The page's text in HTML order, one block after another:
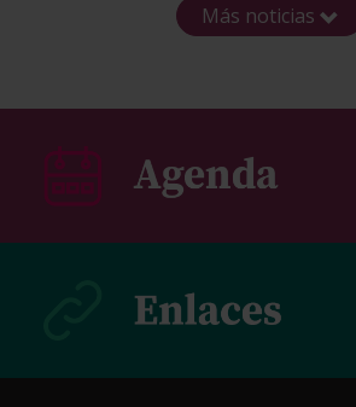
Más noticias